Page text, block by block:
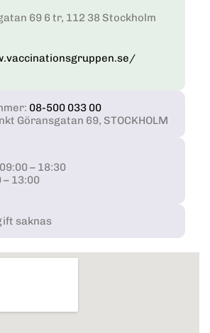
69 6 tr, 112 38 Stockholm
08-500 033 00
Göransgatan 69, STOCKHOLM
09:00 – 18:30
– 13:00
saknas